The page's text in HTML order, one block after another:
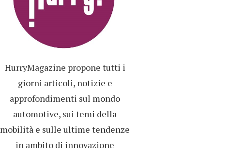
HurryMagazine propone tutti i
giorni articoli, notizie e
approfondimenti sul mondo
automotive, sui temi della
mobilità e sulle ultime tendenze
in ambito di innovazione